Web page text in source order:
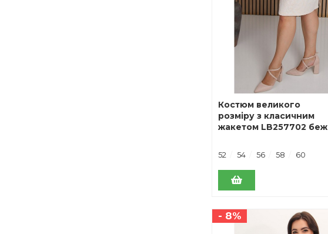
Костюм великого
розміру з класичним
жакетом LB257702 беж
52 54 56 58 60
- 8%